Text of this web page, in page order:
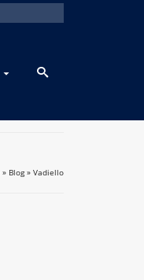
» Blog » Vadiello